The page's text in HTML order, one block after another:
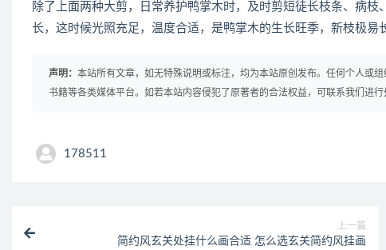
除了上面两种大剪，日常养护鸭掌木时，及时剪短徒长枝条、病
长，这时候光照充足，温度合适，是鸭掌木的生长旺季，新枝极易
声明： 本站所有文章，如无特殊说明或标注，均为本站原创发布。任何个人或
书籍等各类媒体平台。如若本站内容侵犯了原著者的合法权益，可联系我们进行
178511
上一篇
简约风玄关处挂什么画合适 怎么选玄关简约风挂画